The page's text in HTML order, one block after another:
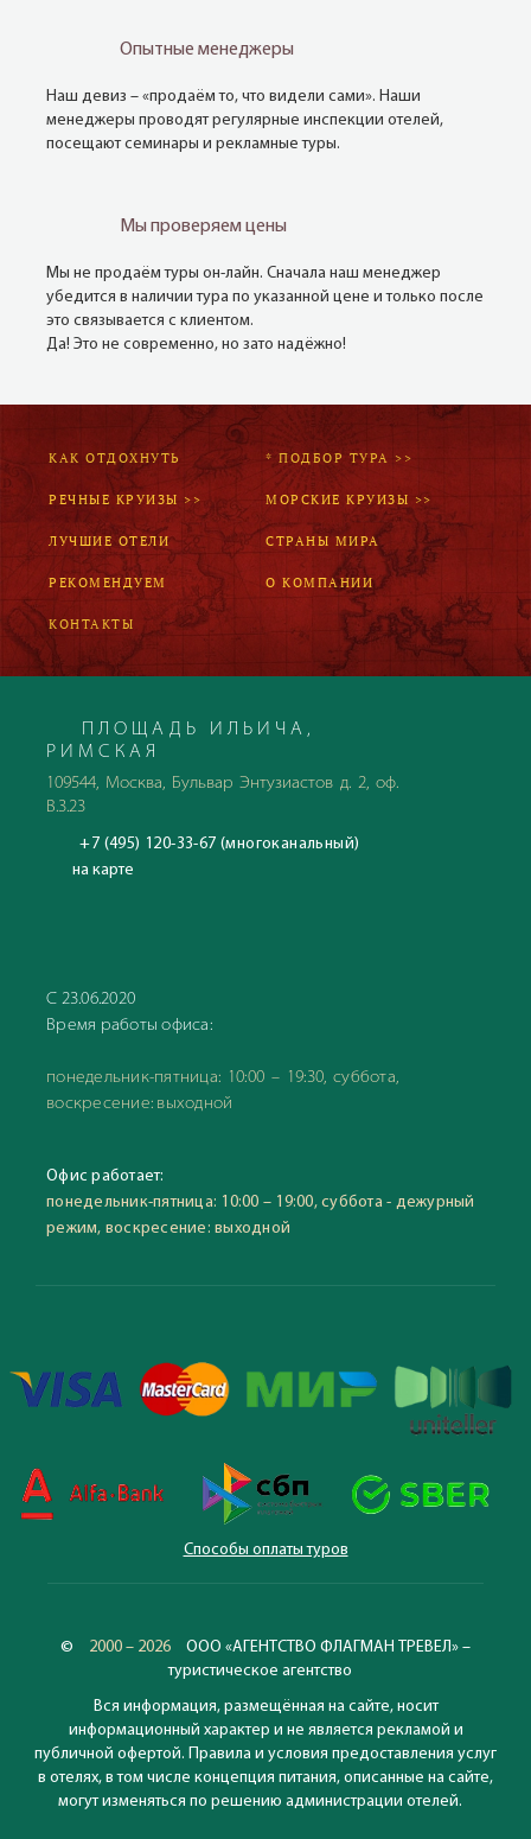
Опытные менеджеры
Наш девиз – «продаём то, что видели сами». Наши
менеджеры проводят регулярные инспекции отелей,
посещают семинары и рекламные туры.
Мы проверяем цены
Мы не продаём туры он-лайн. Сначала наш менеджер
убедится в наличии тура по указанной цене и только после
это связывается с клиентом.
Да! Это не современно, но зато надёжно!
КАК ОТДОХНУТЬ * ПОДБОР ТУРА >>
РЕЧНЫЕ КРУИЗЫ >> МОРСКИЕ КРУИЗЫ >>
ЛУЧШИЕ ОТЕЛИ СТРАНЫ МИРА
РЕКОМЕНДУЕМ О КОМПАНИИ
КОНТАКТЫ
ПЛОЩАДЬ ИЛЬИЧА,
РИМСКАЯ
109544, Москва, Бульвар Энтузиастов д. 2, оф.
В.3.23
+7 (495) 120-33-67 (многоканальный)
на карте
С 23.06.2020
Время работы офиса:
понедельник-пятница: 10:00 – 19:30, суббота,
воскресение: выходной
Офис работает:
понедельник-пятница: 10:00 – 19:00, суббота - дежурный
режим, воскресение: выходной
Способы оплаты туров
© 2000 – 2026
ООО «АГЕНТСТВО ФЛАГМАН ТРЕВЕЛ» –
туристическое агентство
Вся информация, размещённая на сайте, носит
информационный характер и не является рекламой и
публичной офертой. Правила и условия предоставления услуг
в отелях, в том числе концепция питания, описанные на сайте,
могут изменяться по решению администрации отелей.